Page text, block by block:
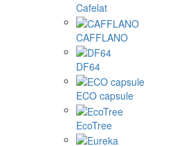
Cafelat
CAFFLANO
DF64
ECO capsule
EcoTree